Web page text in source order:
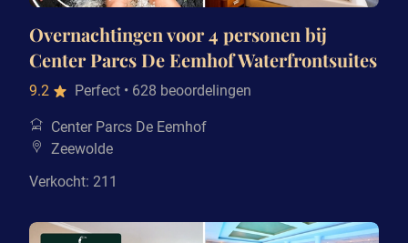
Overnachtingen voor 4 personen bij
Center Parcs De Eemhof Waterfrontsuites
9.2 Perfect • 628 beoordelingen
Center Parcs De Eemhof
Zeewolde
Verkocht: 211